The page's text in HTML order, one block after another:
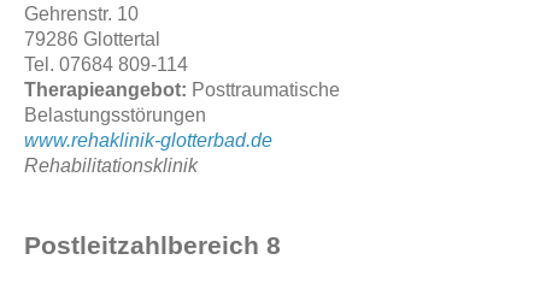
Gehrenstr. 10
79286 Glottertal
Tel. 07684 809-114
Therapieangebot: Posttraumatische
Belastungsstörungen
www.rehaklinik-glotterbad.de
Rehabilitationsklinik
Postleitzahlbereich 8